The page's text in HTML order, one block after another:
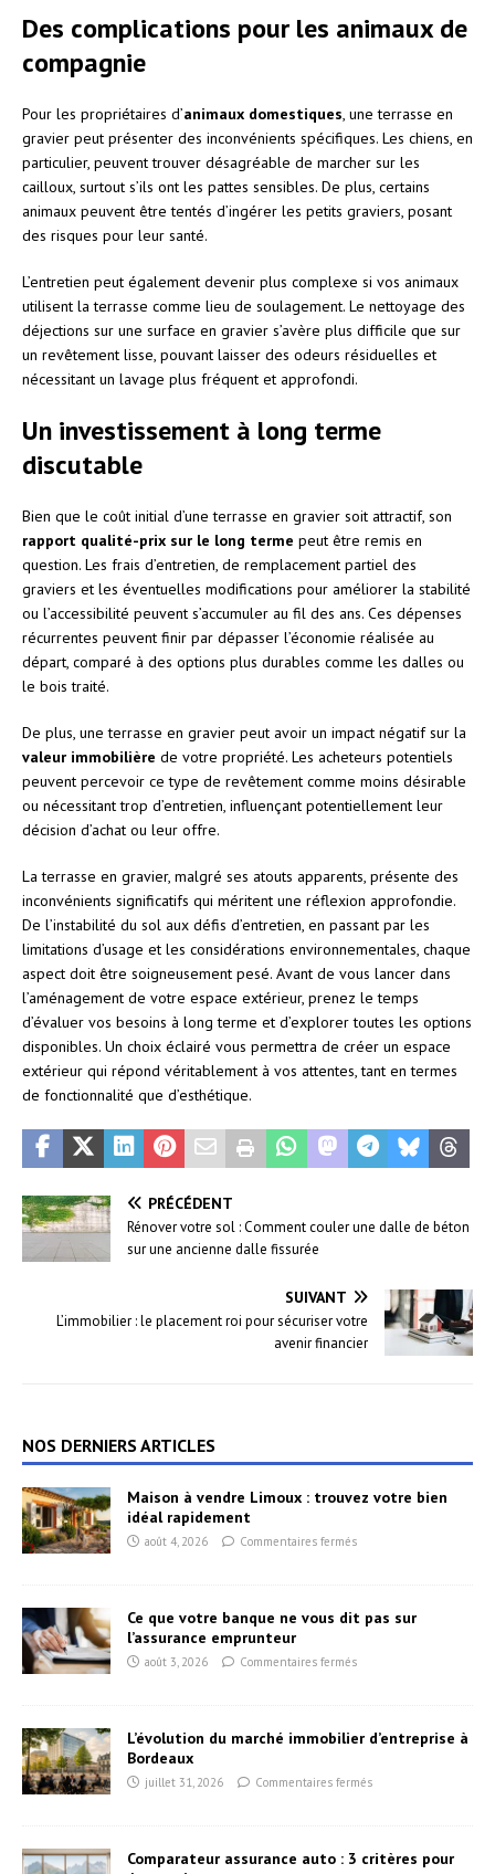
Des complications pour les animaux de
compagnie
Pour les propriétaires d’animaux domestiques , une terrasse en
gravier peut présenter des inconvénients spécifiques. Les chiens, en
particulier, peuvent trouver désagréable de marcher sur les
cailloux, surtout s’ils ont les pattes sensibles. De plus, certains
animaux peuvent être tentés d’ingérer les petits graviers, posant
des risques pour leur santé.
L’entretien peut également devenir plus complexe si vos animaux
utilisent la terrasse comme lieu de soulagement. Le nettoyage des
déjections sur une surface en gravier s’avère plus difficile que sur
un revêtement lisse, pouvant laisser des odeurs résiduelles et
nécessitant un lavage plus fréquent et approfondi.
Un investissement à long terme
discutable
Bien que le coût initial d’une terrasse en gravier soit attractif, son
rapport qualité-prix sur le long terme peut être remis en
question. Les frais d’entretien, de remplacement partiel des
graviers et les éventuelles modifications pour améliorer la stabilité
ou l’accessibilité peuvent s’accumuler au fil des ans. Ces dépenses
récurrentes peuvent finir par dépasser l’économie réalisée au
départ, comparé à des options plus durables comme les dalles ou
le bois traité.
De plus, une terrasse en gravier peut avoir un impact négatif sur la
valeur immobilière de votre propriété. Les acheteurs potentiels
peuvent percevoir ce type de revêtement comme moins désirable
ou nécessitant trop d’entretien, influençant potentiellement leur
décision d’achat ou leur offre.
La terrasse en gravier, malgré ses atouts apparents, présente des
inconvénients significatifs qui méritent une réflexion approfondie.
De l’instabilité du sol aux défis d’entretien, en passant par les
limitations d’usage et les considérations environnementales, chaque
aspect doit être soigneusement pesé. Avant de vous lancer dans
l’aménagement de votre espace extérieur, prenez le temps
d’évaluer vos besoins à long terme et d’explorer toutes les options
disponibles. Un choix éclairé vous permettra de créer un espace
extérieur qui répond véritablement à vos attentes, tant en termes
de fonctionnalité que d’esthétique.
PRÉCÉDENT
Rénover votre sol : Comment couler une dalle de béton
sur une ancienne dalle fissurée
SUIVANT
L’immobilier : le placement roi pour sécuriser votre
avenir financier
NOS DERNIERS ARTICLES
Maison à vendre Limoux : trouvez votre bien
idéal rapidement
août 4, 2026 Commentaires fermés
Ce que votre banque ne vous dit pas sur
l’assurance emprunteur
août 3, 2026 Commentaires fermés
L’évolution du marché immobilier d’entreprise à
Bordeaux
juillet 31, 2026 Commentaires fermés
Comparateur assurance auto : 3 critères pour